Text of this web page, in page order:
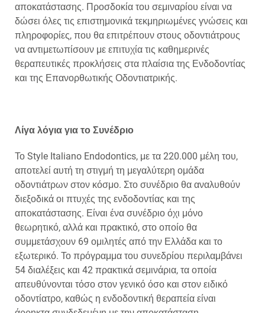
αποκατάστασης. Προσδοκία του σεμιναρίου είναι να
δώσει όλες τις επιστημονικά τεκμηριωμένες γνώσεις και
πληροφορίες, που θα επιτρέπουν στους οδοντιάτρους
να αντιμετωπίσουν με επιτυχία τις καθημερινές
θεραπευτικές προκλήσεις στα πλαίσια της Ενδοδοντίας
και της Επανορθωτικής Οδοντιατρικής.
Λίγα λόγια για το Συνέδριο
Το Style Italiano Endodontics, με τα 220.000 μέλη του,
αποτελεί αυτή τη στιγμή τη μεγαλύτερη ομάδα
οδοντιάτρων στον κόσμο. Στο συνέδριο θα αναλυθούν
διεξοδικά οι πτυχές της ενδοδοντίας και της
αποκατάστασης. Είναι ένα συνέδριο όχι μόνο
θεωρητικό, αλλά και πρακτικό, στο οποίο θα
συμμετάσχουν 69 ομιλητές από την Ελλάδα και το
εξωτερικό. Το πρόγραμμα του συνεδρίου περιλαμβάνει
54 διαλέξεις και 42 πρακτικά σεμινάρια, τα οποία
απευθύνονται τόσο στον γενικό όσο και στον ειδικό
οδοντίατρο, καθώς η ενδοδοντική θεραπεία είναι